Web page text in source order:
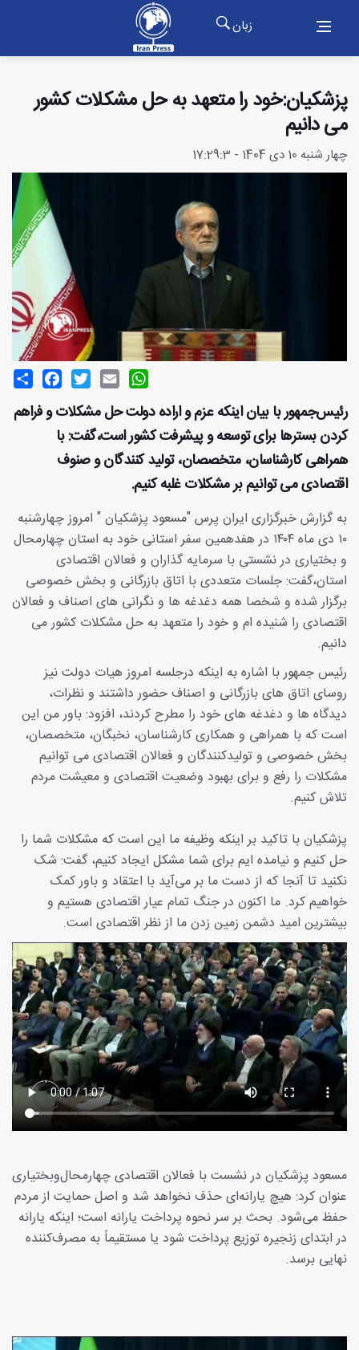
زبان
پزشکیان:خود را متعهد به حل مشکلات کشور
می دانیم
چهار شنبه 10 دی 1404 - 17:29:3
Share
FacebookTwitterEmail
WhatsApp
رئیس‌جمهور با بیان اینکه عزم و اراده دولت حل مشکلات و فراهم
کردن بسترها برای توسعه و پیشرفت کشور است،گفت: با
همراهی کارشناسان، متخصصان، تولید کنندگان و صنوف
اقتصادی می توانیم بر مشکلات غلبه کنیم.
به گزارش خبرگزاری ایران پرس "مسعود پزشکیان " امروز چهارشنبه
۱۰ دی ماه ۱۴۰۴ در هفدهمین سفر استانی خود به استان چهارمحال
و بختیاری در نشستی با سرمایه گذاران و فعالان اقتصادی
استان،گفت: جلسات متعددی با اتاق بازرگانی و بخش خصوصی
برگزار شده و شخصا همه دغدغه ها و نگرانی های اصناف و فعالان
اقتصادی را شنیده ام و خود را متعهد به حل مشکلات کشور می
دانیم.
رئیس جمهور با اشاره به اینکه درجلسه امروز هیات دولت نیز
روسای اتاق های بازرگانی و اصناف حضور داشتند و نظرات،
دیدگاه ها و دغدغه های خود را مطرح کردند، افزود: باور من این
است که با همراهی و همکاری کارشناسان، نخبگان، متخصصان،
بخش خصوصی و تولیدکنندگان و فعالان اقتصادی می توانیم
مشکلات را رفع و برای بهبود وضعیت اقتصادی و معیشت مردم
تلاش کنیم.
پزشکیان با تاکید بر اینکه وظیفه‌ ما این است که مشکلات شما را
حل کنیم و نیامده ایم برای شما مشکل ایجاد کنیم، گفت: شک
نکنید تا آنجا که از دست ما بر می‌آید با اعتقاد و باور کمک
خواهیم کرد. ما اکنون در جنگ تمام عیار اقتصادی هستیم و
بیشترین امید دشمن زمین زدن ما از نظر اقتصادی است.
مسعود پزشکیان در نشست با فعالان اقتصادی چهارمحال‌وبختیاری
عنوان کرد: هیچ یارانه‌ای حذف نخواهد شد و اصل حمایت از مردم
حفظ می‌شود. بحث بر سر نحوه پرداخت یارانه است؛ اینکه یارانه
در ابتدای زنجیره توزیع پرداخت شود یا مستقیماً به مصرف‌کننده
نهایی برسد.